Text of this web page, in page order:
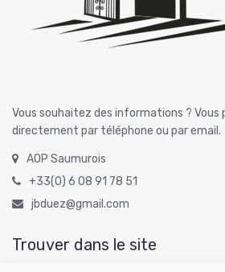
Vous souhaitez des informations ?
directement par téléphone ou par email.
AOP Saumurois
+33(0) 6 08 91 78 51
jbduez@gmail.com
Trouver dans le site